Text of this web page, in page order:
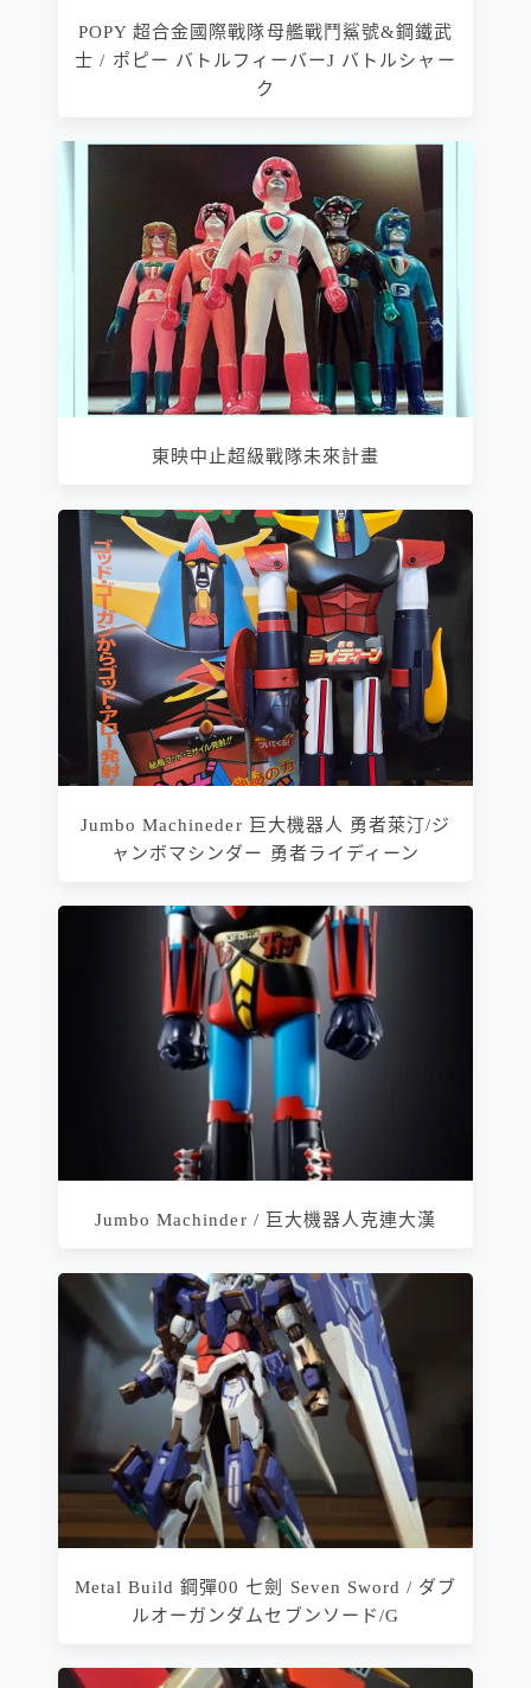
POPY 超合金國際戰隊母艦戰鬥鯊號&鋼鐵武
士 / ポピー バトルフィーバーJ バトルシャー
ク
東映中止超級戰隊未來計畫
Jumbo Machineder 巨大機器人 勇者萊汀/ジ
ャンボマシンダー 勇者ライディーン
Jumbo Machinder / 巨大機器人克連大漢
Metal Build 鋼彈00 七劍 Seven Sword / ダブ
ルオーガンダムセブンソード/G